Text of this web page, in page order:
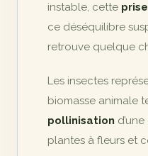
instable, cette
ce déséquilibre
retrouve quelque
Les insectes
biomasse animale
pollinisation
plantes à fleurs et